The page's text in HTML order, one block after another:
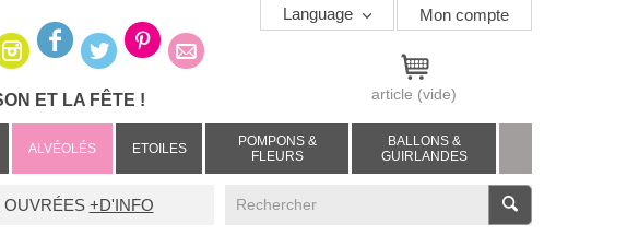
Mon compte
Language
ET LA FÊTE ! article (vide)
ALVÉOLÉS ETOILES
POMPONS &
FLEURS
BALLONS &
GUIRLANDES
OUVRÉES +D'INFO V